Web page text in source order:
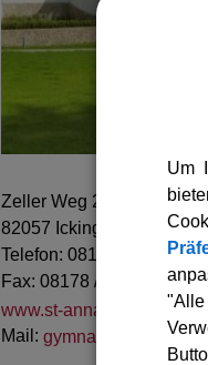
Zeller Weg 27
82057 Icking -
Telefon: 08178 / 9094-0
Fax: 08178 / 909422
www.st-anna.eu
Mail: gymnasium@st-
Um